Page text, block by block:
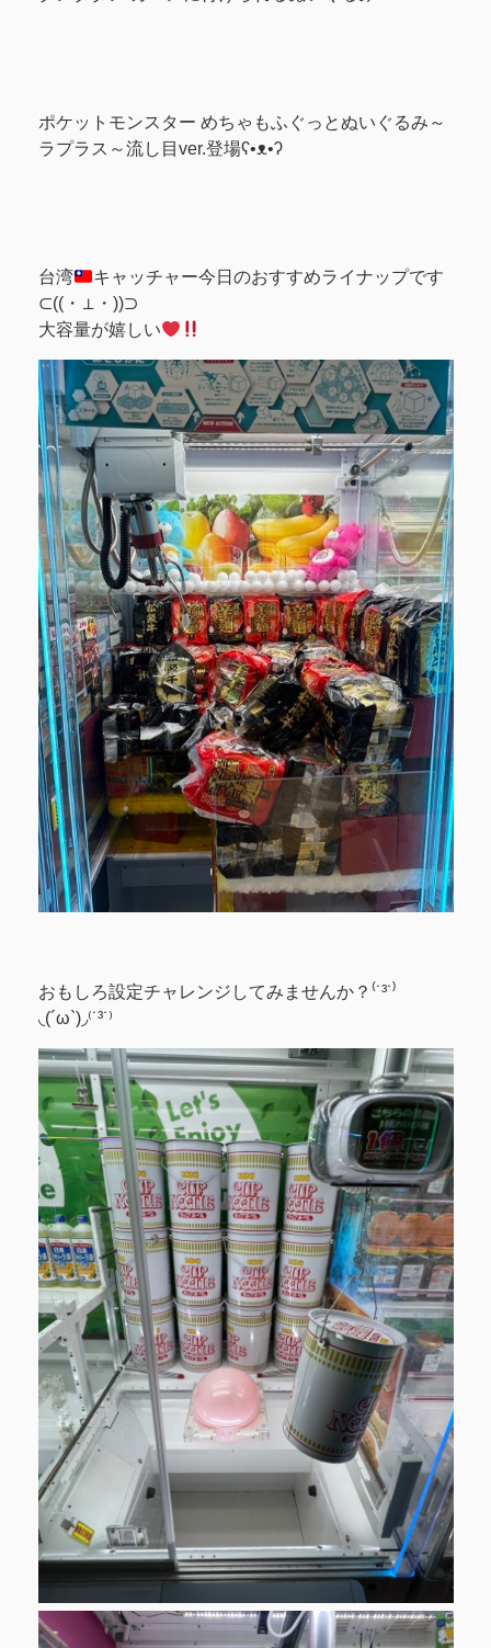
ポケットモンスター めちゃもふぐっとぬいぐるみ～
ラプラス～流し目ver.登場ʕ•ᴥ•ʔ
台湾
キャッチャー今日のおすすめライナップです
⊂((・⊥・))⊃
大容量が嬉しい
おもしろ設定チャレンジしてみませんか？⁽˙³˙⁾
◟(´ω`)◞⁽˙³˙⁾